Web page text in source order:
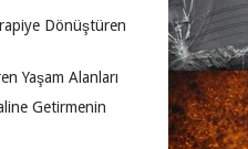
Dönüştüren
Yaşam Alanları
Getirmenin